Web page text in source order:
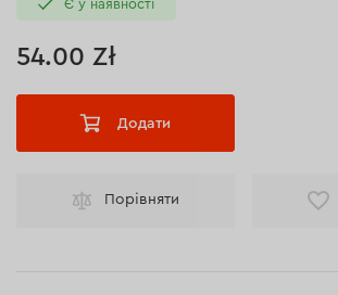
Є у наявності
54.00 Zł
Додати
Порівняти